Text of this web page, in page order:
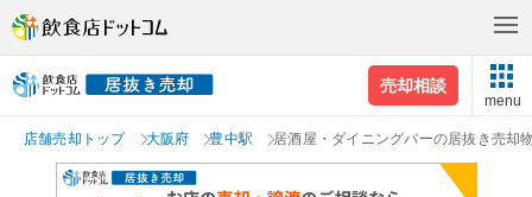
売却相談
menu
店舗売却トップ 大阪府 豊中駅 居酒屋・ダイニングバーの居抜き売却